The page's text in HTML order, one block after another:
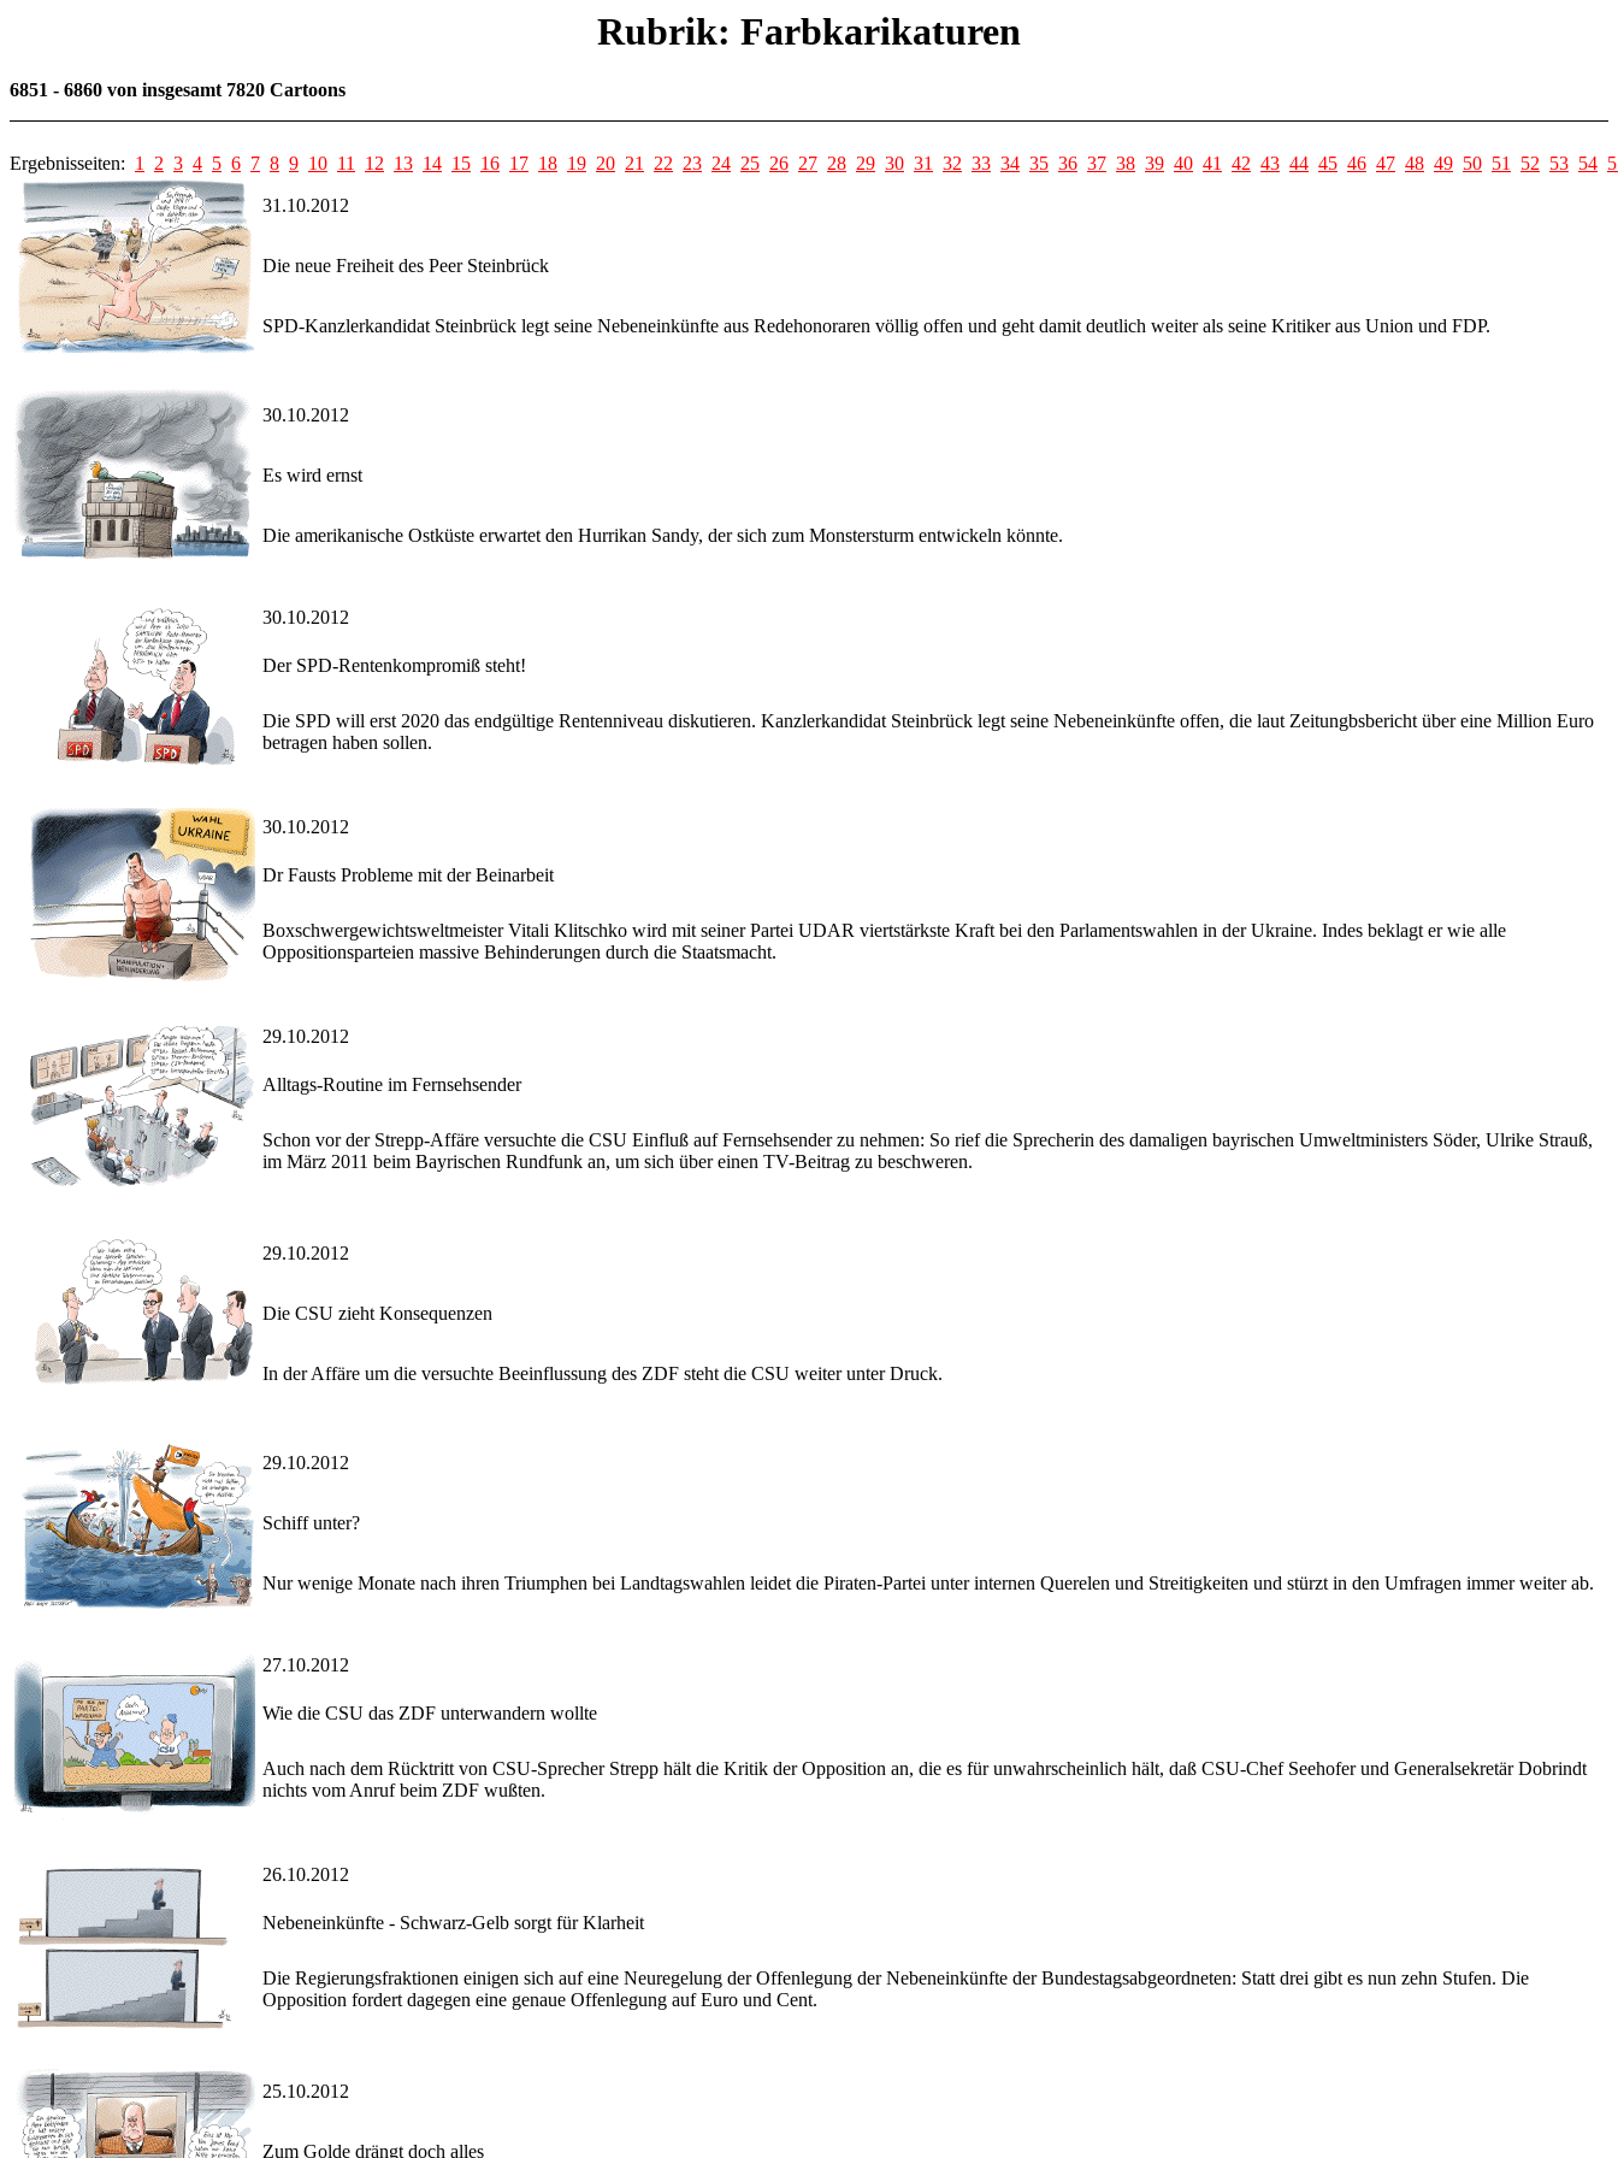
Rubrik: Farbkarikaturen
6851 - 6860 von insgesamt 7820 Cartoons
Ergebnisseiten: 1 2 3 4 5 6 7 8 9 10 11 12 13 14 15 16 17 18 19 20 21 22 23 24 25 26 27 28 29 30 31 32 33 34 35 36 37 38 39 40 41 42 43 44 45 46 47 48 49 50 51 52 53 54
31.10.2012
Die neue Freiheit des Peer Steinbrück
SPD-Kanzlerkandidat Steinbrück legt seine Nebeneinkünfte aus Redehonoraren völlig offen und geht damit deutlich weiter als seine Kritiker aus Union und FDP.
30.10.2012
Es wird ernst
Die amerikanische Ostküste erwartet den Hurrikan Sandy, der sich zum Monstersturm entwickeln könnte.
30.10.2012
Der SPD-Rentenkompromiß steht!
Die SPD will erst 2020 das endgültige Rentenniveau diskutieren. Kanzlerkandidat Steinbrück legt seine Nebeneinkünfte offen, die laut Zeitungbsbericht über eine Million Euro
betragen haben sollen.
30.10.2012
Dr Fausts Probleme mit der Beinarbeit
Boxschwergewichtsweltmeister Vitali Klitschko wird mit seiner Partei UDAR viertstärkste Kraft bei den Parlamentswahlen in der Ukraine. Indes beklagt er wie alle
Oppositionsparteien massive Behinderungen durch die Staatsmacht.
29.10.2012
Alltags-Routine im Fernsehsender
Schon vor der Strepp-Affäre versuchte die CSU Einfluß auf Fernsehsender zu nehmen: So rief die Sprecherin des damaligen bayrischen Umweltministers Söder, Ulrike Strauß,
im März 2011 beim Bayrischen Rundfunk an, um sich über einen TV-Beitrag zu beschweren.
29.10.2012
Die CSU zieht Konsequenzen
In der Affäre um die versuchte Beeinflussung des ZDF steht die CSU weiter unter Druck.
29.10.2012
Schiff unter?
Nur wenige Monate nach ihren Triumphen bei Landtagswahlen leidet die Piraten-Partei unter internen Querelen und Streitigkeiten und stürzt in den Umfragen immer weiter ab.
27.10.2012
Wie die CSU das ZDF unterwandern wollte
Auch nach dem Rücktritt von CSU-Sprecher Strepp hält die Kritik der Opposition an, die es für unwahrscheinlich hält, daß CSU-Chef Seehofer und Generalsekretär Dobrindt
nichts vom Anruf beim ZDF wußten.
26.10.2012
Nebeneinkünfte - Schwarz-Gelb sorgt für Klarheit
Die Regierungsfraktionen einigen sich auf eine Neuregelung der Offenlegung der Nebeneinkünfte der Bundestagsabgeordneten: Statt drei gibt es nun zehn Stufen. Die
Opposition fordert dagegen eine genaue Offenlegung auf Euro und Cent.
25.10.2012
Zum Golde drängt doch alles